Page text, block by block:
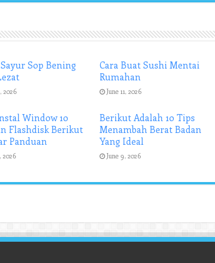
Sayur Sop Bening
2026
Cara Buat Sushi Mentai
Rumahan
June 11, 2026
Window 10
Flashdisk Berikut
Panduan
2026
Berikut Adalah 10 Tips
Menambah Berat Badan
Yang Ideal
June 9, 2026